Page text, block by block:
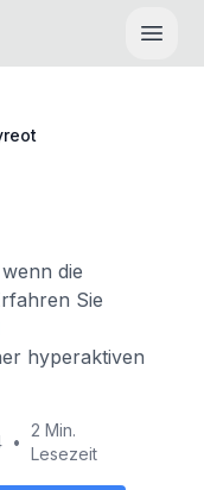
die
Sie
hyperaktiven
•
2 Min.
Lesezeit